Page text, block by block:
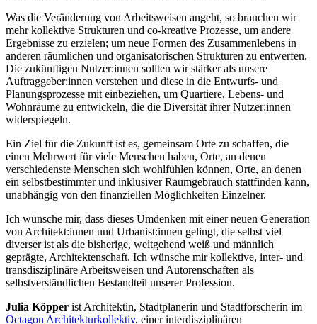
Was die Veränderung von Arbeitsweisen angeht, so brauchen wir
mehr kollektive Strukturen und co-kreative Prozesse, um andere
Ergebnisse zu erzielen; um neue Formen des Zusammenlebens in
anderen räumlichen und organisatorischen Strukturen zu entwerfen.
Die zukünftigen Nutzer:innen sollten wir stärker als unsere
Auftraggeber:innen verstehen und diese in die Entwurfs- und
Planungsprozesse mit einbeziehen, um Quartiere, Lebens- und
Wohnräume zu entwickeln, die die Diversität ihrer Nutzer:innen
widerspiegeln.
Ein Ziel für die Zukunft ist es, gemeinsam Orte zu schaffen, die
einen Mehrwert für viele Menschen haben, Orte, an denen
verschiedenste Menschen sich wohlfühlen können, Orte, an denen
ein selbstbestimmter und inklusiver Raumgebrauch stattfinden kann,
unabhängig von den finanziellen Möglichkeiten Einzelner.
Ich wünsche mir, dass dieses Umdenken mit einer neuen Generation
von Archi­tekt:innen und Urbanist:innen gelingt, die selbst viel
diverser ist als die bisherige, weitgehend weiß und männlich
geprägte, Architektenschaft. Ich wünsche mir kollektive, inter- und
transdisziplinäre Arbeitsweisen und Autorenschaften als
selbstverständlichen Bestandteil unserer Profession.
Julia Köpper ist Architektin, Stadtplanerin und Stadtforscherin im
Octagon Architekturkollektiv, einer interdisziplinären